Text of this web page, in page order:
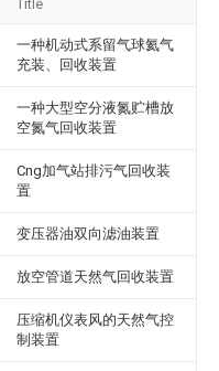
Title
一种机动式系留气球氦气
充装、回收装置
一种大型空分液氮贮槽放
空氮气回收装置
Cng加气站排污气回收装
置
变压器油双向滤油装置
放空管道天然气回收装置
压缩机仪表风的天然气控
制装置